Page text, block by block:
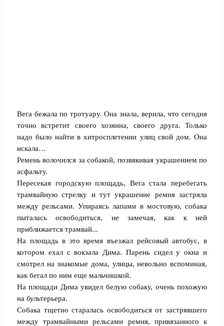
Вега бежала по тротуару. Она знала, верила, что сегодня
точно встретит своего хозяина, своего друга. Только
надо было найти в хитросплетении улиц свой дом. Она
искала…
Ремень волочился за собакой, позвякивая украшением по
асфальту.
Пересекая городскую площадь, Вега стала перебегать
трамвайную стрелку и тут украшение ремня застряла
между рельсами. Упираясь лапами в мостовую, собака
пыталась освободиться, не замечая, как к ней
приближается трамвай...
На площадь в это время въезжал рейсовый автобус, в
котором ехал с вокзала Дима. Парень сидел у окна и
смотрел на знакомые дома, улицы, невольно вспоминая,
как бегал по ним еще мальчишкой.
На площади Дима увидел белую собаку, очень похожую
на бультерьера.
Собака тщетно старалась освободиться от застрявшего
между трамвайными рельсами ремня, привязанного к